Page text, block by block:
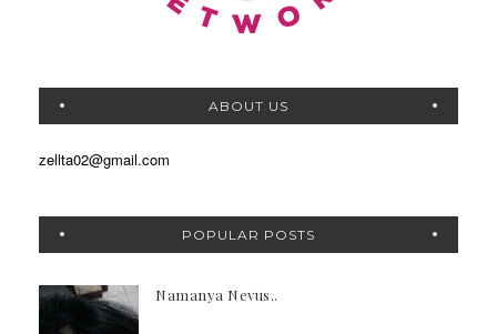
ABOUT US
zellta02@gmail.com
POPULAR POSTS
Namanya Nevus..